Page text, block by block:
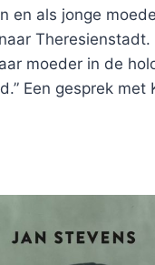
en als jonge
Theresienstadt.
moeder in de
Een gesprek met